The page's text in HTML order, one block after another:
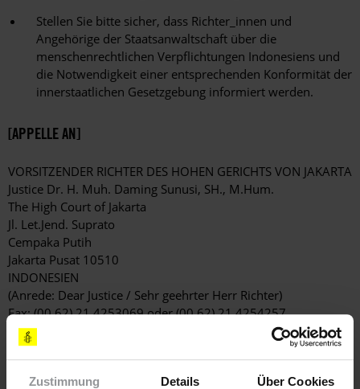
Zustimmung Details Über Cookies
Stellen Sie bitte sicher, dass Richter_innen und
Angehörige der Staatsanwaltschaft über die
menschenrechtlichen Verpflichtungen Indonesiens und
die Notwendigkeit einer entsprechenden Konformität der
innerstaatlichen Gesetzgebung informiert werden.
[APPELLE AN]
VORSITZENDER RICHTER DES HOHEN GERICHTS VON JAKARTA
Justice Dr. H. Muh. Daming Sunusi, SH., M.Hum.
The High Court of Jakarta
Jl. Let.Jend. Suprato
Cempaka Putih
Jakarta Pusat 10510
INDONESIEN
(Anrede: Dear Justice / Sehr geehrter Herr Richter)
Fax: (00 62) 21 4253069 oder (00 62) 21 4254257
E-Mail:
MINISTER FÜR JUSTIZ UND MENSCHENRECHTE
Minister Yasonna Laoly